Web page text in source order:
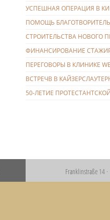
УСПЕШНАЯ ОПЕРАЦИЯ В
ПОМОЩЬ
СТРОИТЕЛЬСТВА НОВОГО
ФИНАНСИРОВАНИЕ
ПЕРЕГОВОРЫ В КЛИНИКЕ
ВСТРЕЧВ В
50-ЛЕТИЕ
Franklinstraße 14